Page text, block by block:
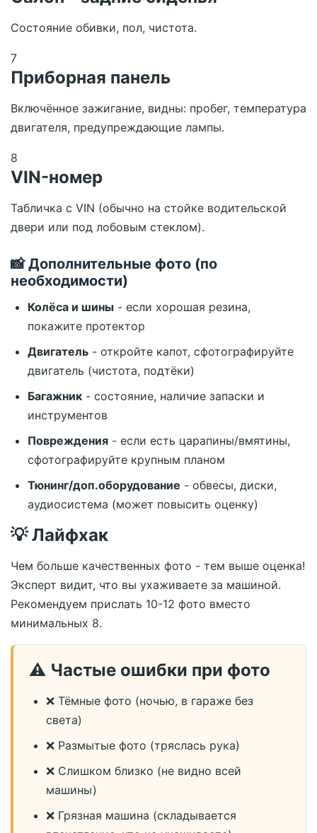
Состояние обивки, пол, чистота.
7
Приборная панель
Включённое зажигание, видны: пробег, температура
двигателя, предупреждающие лампы.
8
VIN-номер
Табличка с VIN (обычно на стойке водительской
двери или под лобовым стеклом).
📸 Дополнительные фото (по
необходимости)
Колёса и шины - если хорошая резина,
покажите протектор
Двигатель - откройте капот, сфотографируйте
двигатель (чистота, подтёки)
Багажник - состояние, наличие запаски и
инструментов
Повреждения - если есть царапины/вмятины,
сфотографируйте крупным планом
Тюнинг/доп.оборудование - обвесы, диски,
аудиосистема (может повысить оценку)
💡 Лайфхак
Чем больше качественных фото - тем выше оценка!
Эксперт видит, что вы ухаживаете за машиной.
Рекомендуем прислать 10-12 фото вместо
минимальных 8.
⚠️ Частые ошибки при фото
❌ Тёмные фото (ночью, в гараже без
света)
❌ Размытые фото (тряслась рука)
❌ Слишком близко (не видно всей
машины)
❌ Грязная машина (складывается